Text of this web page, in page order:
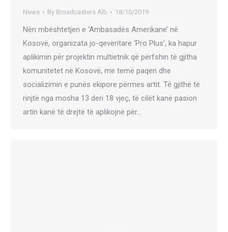
News By Broadcasters Alb 18/10/2019
Nën mbështetjen e ‘Ambasadës Amerikane’ në
Kosovë, organizata jo-qeveritare ‘Pro Plus’, ka hapur
aplikimin për projektin multietnik që përfshin të gjitha
komunitetet në Kosovë, me temë paqen dhe
socializimin e punës ekipore përmes artit. Të gjithë të
rinjtë nga mosha 13 deri 18 vjeç, të cilët kanë pasion
artin kanë të drejtë të aplikojnë për…